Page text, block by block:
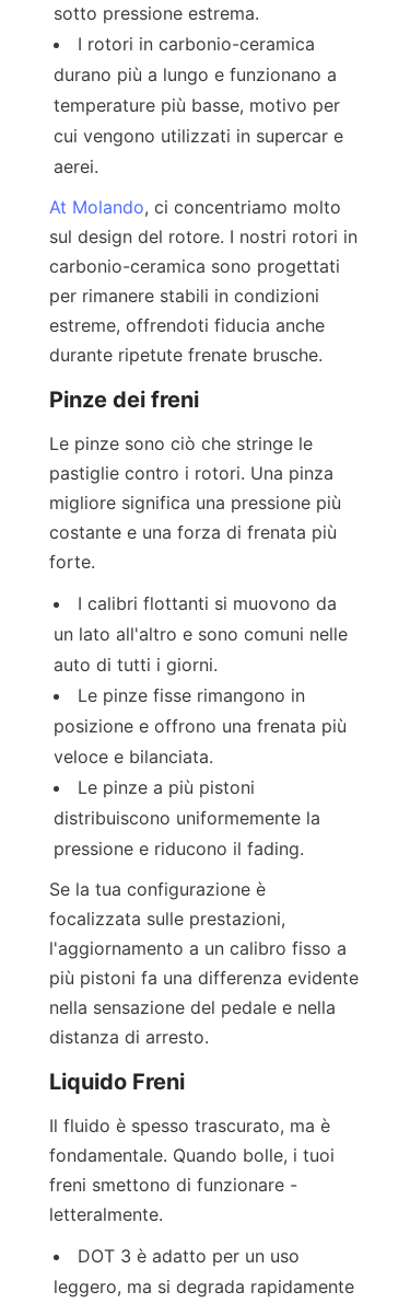
sotto pressione estrema.
I rotori in carbonio-ceramica
durano più a lungo e funzionano a
temperature più basse, motivo per
cui vengono utilizzati in supercar e
aerei.
At Molando, ci concentriamo molto
sul design del rotore. I nostri rotori in
carbonio-ceramica sono progettati
per rimanere stabili in condizioni
estreme, offrendoti fiducia anche
durante ripetute frenate brusche.
Pinze dei freni
Le pinze sono ciò che stringe le
pastiglie contro i rotori. Una pinza
migliore significa una pressione più
costante e una forza di frenata più
forte.
I calibri flottanti si muovono da
un lato all'altro e sono comuni nelle
auto di tutti i giorni.
Le pinze fisse rimangono in
posizione e offrono una frenata più
veloce e bilanciata.
Le pinze a più pistoni
distribuiscono uniformemente la
pressione e riducono il fading.
Se la tua configurazione è
focalizzata sulle prestazioni,
l'aggiornamento a un calibro fisso a
più pistoni fa una differenza evidente
nella sensazione del pedale e nella
distanza di arresto.
Liquido Freni
Il fluido è spesso trascurato, ma è
fondamentale. Quando bolle, i tuoi
freni smettono di funzionare -
letteralmente.
DOT 3 è adatto per un uso
leggero, ma si degrada rapidamente